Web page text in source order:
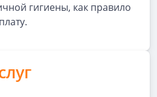
гигиены, как правило